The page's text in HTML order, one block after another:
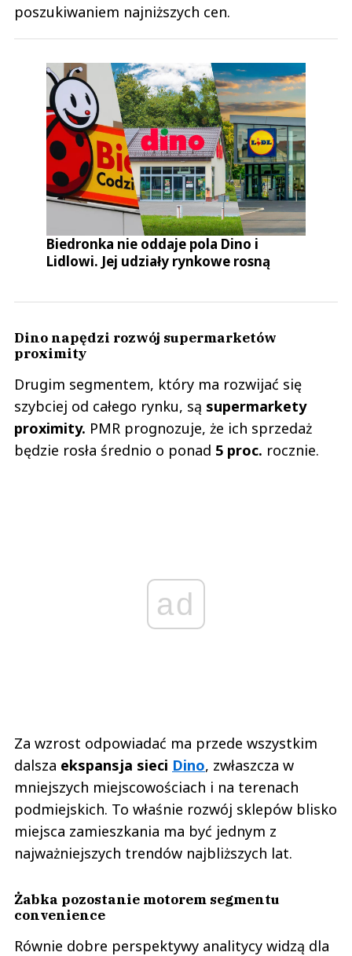
poszukiwaniem najniższych cen.
Biedronka nie oddaje pola Dino i
Lidlowi. Jej udziały rynkowe rosną
Dino napędzi rozwój supermarketów
proximity
Drugim segmentem, który ma rozwijać się
szybciej od całego rynku, są supermarkety
proximity. PMR prognozuje, że ich sprzedaż
będzie rosła średnio o ponad 5 proc. rocznie.
ad
Za wzrost odpowiadać ma przede wszystkim
dalsza ekspansja sieci Dino, zwłaszcza w
mniejszych miejscowościach i na terenach
podmiejskich. To właśnie rozwój sklepów blisko
miejsca zamieszkania ma być jednym z
najważniejszych trendów najbliższych lat.
Żabka pozostanie motorem segmentu
convenience
Równie dobre perspektywy analitycy widzą dla